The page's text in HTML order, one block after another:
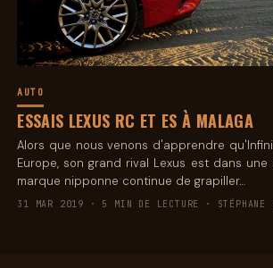
AUTO
ESSAIS LEXUS RC ET ES À MALAGA
Alors que nous venons d'apprendre
Europe, son grand rival Lexus est dans
marque nipponne continue de grapiller…
31 MAR 2019 · 5 MIN DE LECTURE · STÉPHANE